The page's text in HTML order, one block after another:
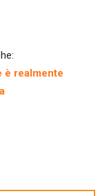
è realmente